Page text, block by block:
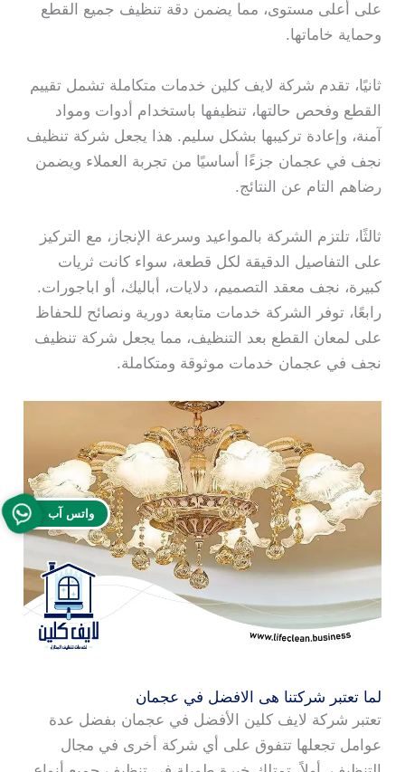
على أعلى مستوى، مما يضمن دقة تنظيف جميع القطع
وحماية خاماتها.
ثانيًا، تقدم شركة لايف كلين خدمات متكاملة تشمل تقييم
القطع وفحص حالتها، تنظيفها باستخدام أدوات ومواد
آمنة، وإعادة تركيبها بشكل سليم. هذا يجعل شركة تنظيف
نجف في عجمان جزءًا أساسيًا من تجربة العملاء ويضمن
رضاهم التام عن النتائج.
ثالثًا، تلتزم الشركة بالمواعيد وسرعة الإنجاز، مع التركيز
على التفاصيل الدقيقة لكل قطعة، سواء كانت ثريات
كبيرة، نجف معقد التصميم، دلايات، أباليك، أو اباجورات.
رابعًا، توفر الشركة خدمات متابعة دورية ونصائح للحفاظ
على لمعان القطع بعد التنظيف، مما يجعل شركة تنظيف
نجف في عجمان خدمات موثوقة ومتكاملة.
لما تعتبر شركتنا هى الافضل في عجمان
تعتبر شركة لايف كلين الأفضل في عجمان بفضل عدة
عوامل تجعلها تتفوق على أي شركة أخرى في مجال
واتس آب